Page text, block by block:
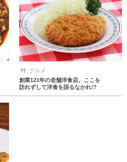
グルメ
創業121年の老舗洋食店。ここを
訪れずして洋食を語るなかれ!?